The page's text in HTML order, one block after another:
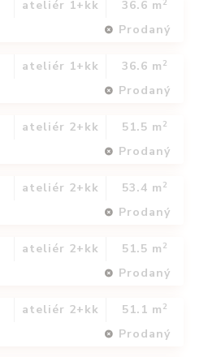
ateliér 1+kk 36.6 m
Prodaný
ateliér 1+kk 36.6 m 2
Prodaný
ateliér 2+kk 51.5 m 2
Prodaný
ateliér 2+kk 53.4 m 2
Prodaný
ateliér 2+kk 51.5 m 2
Prodaný
ateliér 2+kk 51.1 m 2
Prodaný